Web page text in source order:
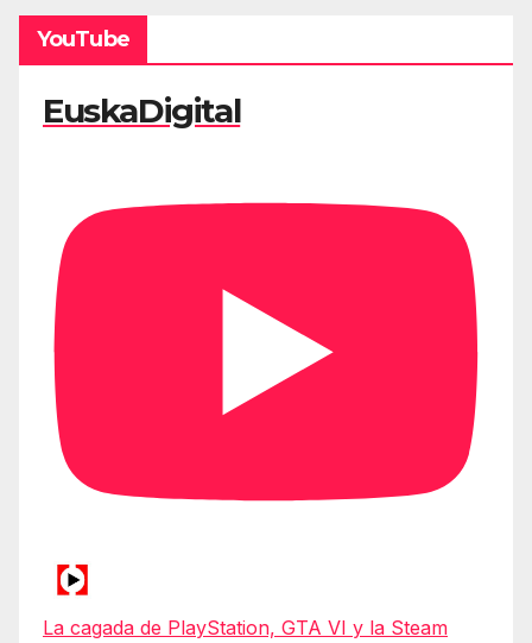
YouTube
EuskaDigital
La cagada de PlayStation, GTA VI y la Steam